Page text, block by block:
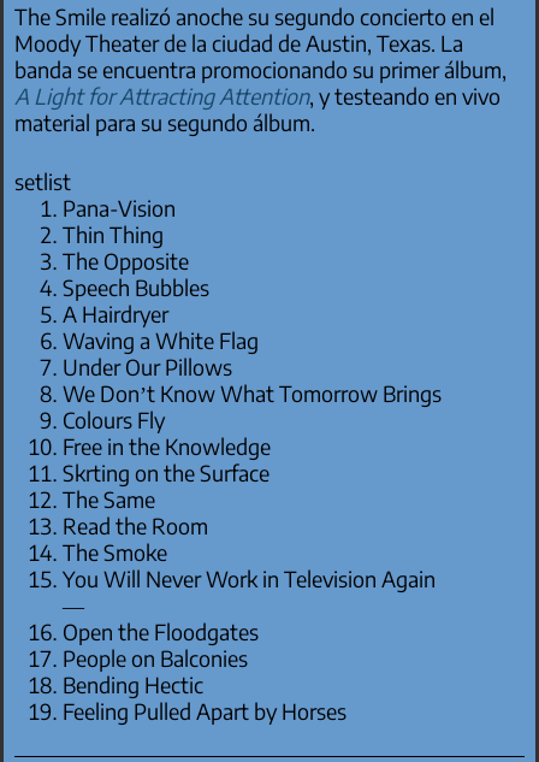
The Smile realizó anoche su segundo concierto en el
Moody Theater de la ciudad de Austin, Texas. La
banda se encuentra promocionando su primer álbum,
A Light for Attracting Attention, y testeando en vivo
material para su segundo álbum.
setlist
Pana-Vision
Thin Thing
The Opposite
Speech Bubbles
A Hairdryer
Waving a White Flag
Under Our Pillows
We Don’t Know What Tomorrow Brings
Colours Fly
Free in the Knowledge
Skrting on the Surface
The Same
Read the Room
The Smoke
You Will Never Work in Television Again
—
Open the Floodgates
People on Balconies
Bending Hectic
Feeling Pulled Apart by Horses